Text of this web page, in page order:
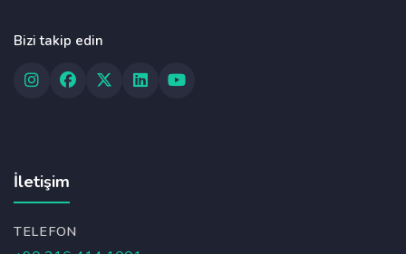
Bizi takip edin
İletişim
TELEFON